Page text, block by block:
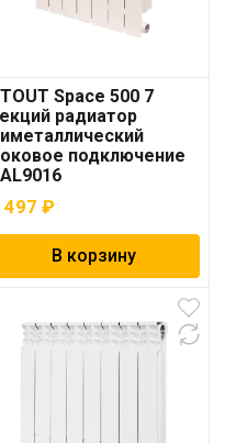
Space 500 7
радиатор
подключение
497 ₽
В корзину